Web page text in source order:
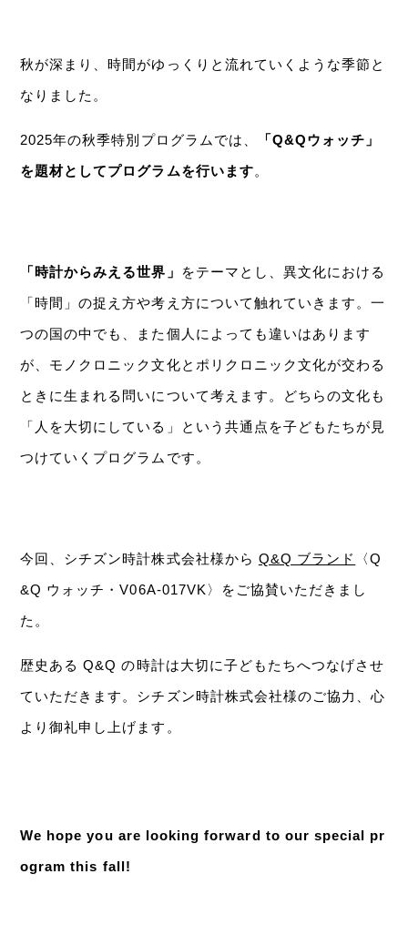
秋が深まり、時間がゆっくりと流れていくような季節と
なりました。
2025年の秋季特別プログラムでは、
「Q&Qウォッチ」
を題材としてプログラムを行います。
「時計からみえる世界」
をテーマとし、異文化における
「時間」の捉え方や考え方について触れていきます。一
つの国の中でも、また個人によっても違いはあります
が、モノクロニック文化とポリクロニック文化が交わる
ときに生まれる問いについて考えます。どちらの文化も
「人を大切にしている」という共通点を子どもたちが見
つけていくプログラムです。
今回、シチズン時計株式会社様から Q&Q ブランド
〈Q
&Q ウォッチ・V06A-017VK〉をご協賛いただきまし
た。
歴史ある Q&Q の時計は大切に子どもたちへつなげさせ
ていただきます。シチズン時計株式会社様のご協力、心
より御礼申し上げます。
We hope you are looking forward to our special pr
ogram this fall!